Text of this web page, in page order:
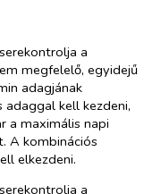
a
megfelelő, egyidejű
adagjának
kell kezdeni,
a maximális napi
A kombinációs
elkezdeni.
a